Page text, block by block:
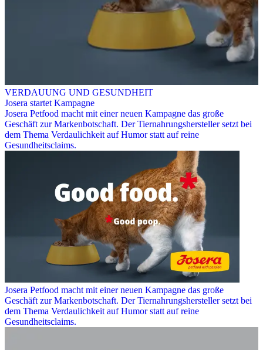
VERDAUUNG UND GESUNDHEIT
Josera startet Kampagne
Josera Petfood macht mit einer neuen Kampagne das große
Geschäft zur Markenbotschaft. Der Tiernahrungshersteller setzt bei
dem Thema Verdaulichkeit auf Humor statt auf reine
Gesundheitsclaims.
Josera Petfood macht mit einer neuen Kampagne das große
Geschäft zur Markenbotschaft. Der Tiernahrungshersteller setzt bei
dem Thema Verdaulichkeit auf Humor statt auf reine
Gesundheitsclaims.